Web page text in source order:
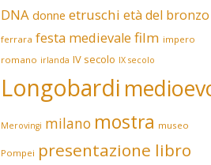
DNA donne etruschi età del bronzo
ferrara festa medievale film impero
romano irlanda IV secolo IX secolo
Longobardi
Merovingi milano mostra museo
Pompei presentazione libro